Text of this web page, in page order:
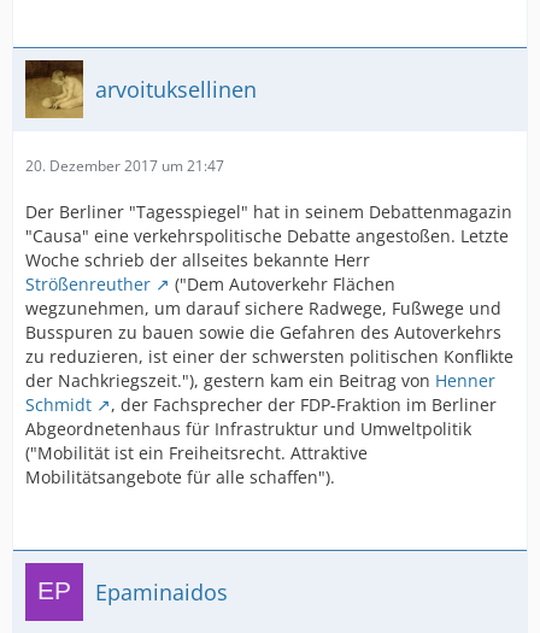
arvoituksellinen
20. Dezember 2017 um 21:47
Der Berliner "Tagesspiegel" hat in seinem Debattenmagazin
"Causa" eine verkehrspolitische Debatte angestoßen. Letzte
Woche schrieb der allseites bekannte Herr
Strößenreuther
("Dem Autoverkehr Flächen
wegzunehmen, um darauf sichere Radwege, Fußwege und
Busspuren zu bauen sowie die Gefahren des Autoverkehrs
zu reduzieren, ist einer der schwersten politischen Konflikte
der Nachkriegszeit."), gestern kam ein Beitrag von Henner
Schmidt
, der Fachsprecher der FDP-Fraktion im Berliner
Abgeordnetenhaus für Infrastruktur und Umweltpolitik
("Mobilität ist ein Freiheitsrecht. Attraktive
Mobilitätsangebote für alle schaffen").
Epaminaidos